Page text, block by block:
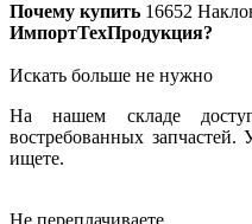
Почему купить 16652
ИмпортТехПродукция?
Искать больше не нужно
На нашем складе
востребованных
ищете.